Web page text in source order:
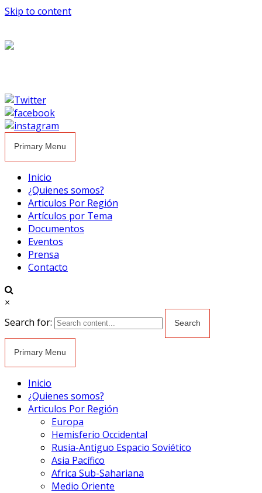
Skip to content
Primary Menu
Inicio
¿Quienes somos?
Articulos Por Región
Artículos por Tema
Documentos
Eventos
Prensa
Contacto
×
Search for:
Primary Menu
Inicio
¿Quienes somos?
Articulos Por Región
Europa
Hemisferio Occidental
Rusia-Antiguo Espacio Soviético
Asia Pacífico
Africa Sub-Sahariana
Medio Oriente